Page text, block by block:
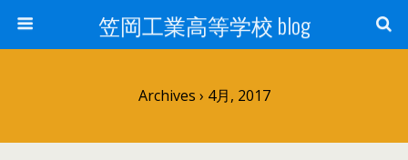
笠岡工業高等学校 blog
Archives › 4月, 2017